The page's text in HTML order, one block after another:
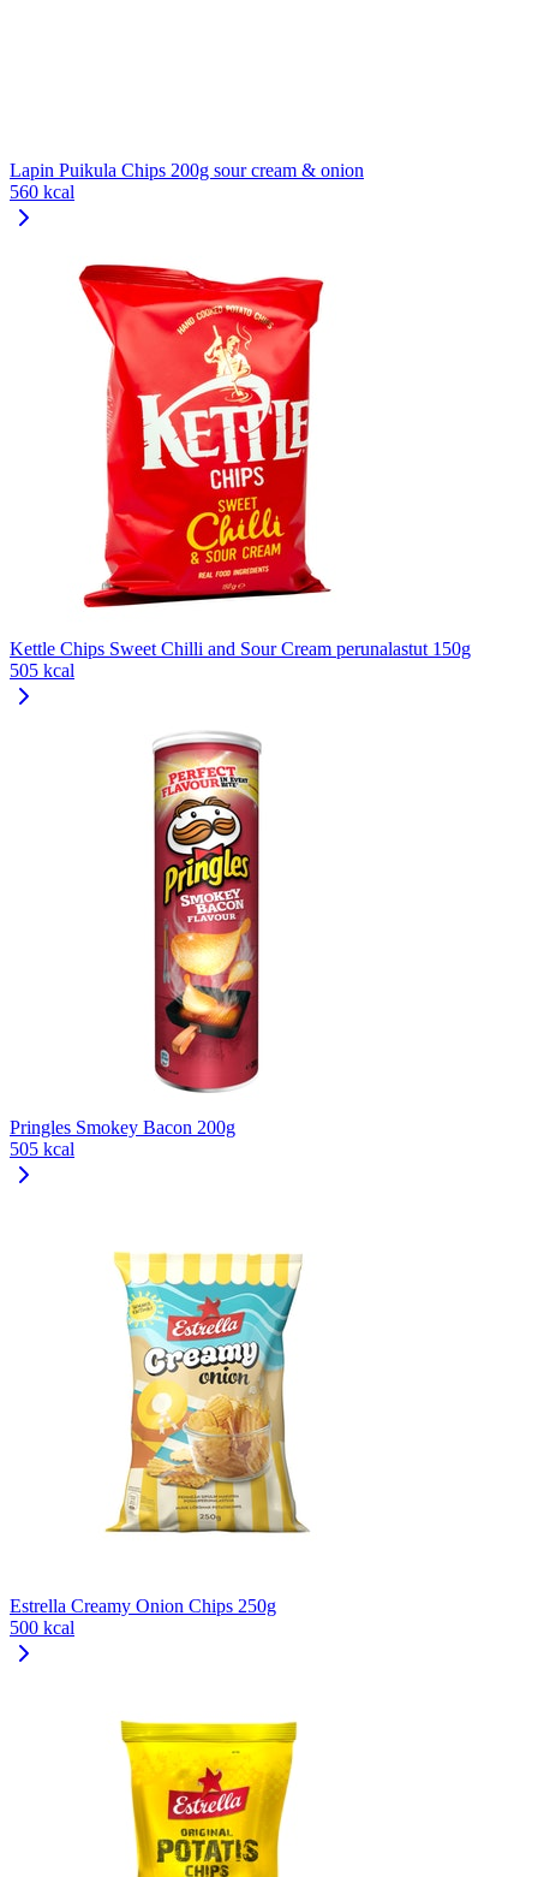
Lapin Puikula Chips 200g sour cream & onion
560 kcal
Kettle Chips Sweet Chilli and Sour Cream perunalastut 150g
505 kcal
Pringles Smokey Bacon 200g
505 kcal
Estrella Creamy Onion Chips 250g
500 kcal